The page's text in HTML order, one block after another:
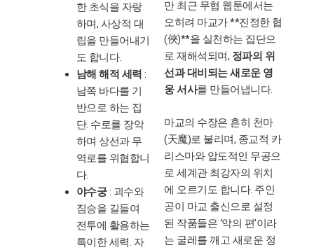
한 초식을 자랑
하며, 사상적 대
립을 만들어내기
도 합니다.
남해 해적 세력 :
남쪽 바다를 기
반으로 하는 집
단. 수로를 장악
하며 상선과 무
역로를 위협합니
다.
야수궁: 괴수와
짐승을 길들여
전투에 활용하는
특이한 세력. 자
만 최근 무협 웹툰에서는
오히려 마교가 **진정한 협
(俠)**을 실천하는 집단으
로 재해석되며, 정파의 위
선과 대비되는 새로운 영
웅 서사를 만들어냅니다.
마교의 수장은 흔히 천마
(天魔)로 불리며, 종교적 카
리스마와 압도적인 무공으
로 세계관 최강자의 위치
에 오르기도 합니다. 주인
공이 마교 출신으로 설정
된 작품들은 ‘악의 편’이라
는 굴레를 깨고 새로운 정